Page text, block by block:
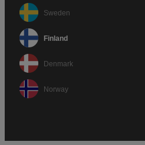
Sweden
Finland
Denmark
Norway